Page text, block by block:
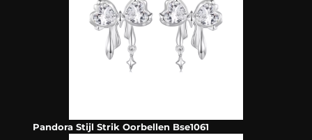
Pandora Stijl Strik Oorbellen Bse1061